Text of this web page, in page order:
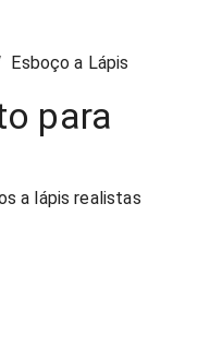
Esboço a Lápis
para
a lápis realistas